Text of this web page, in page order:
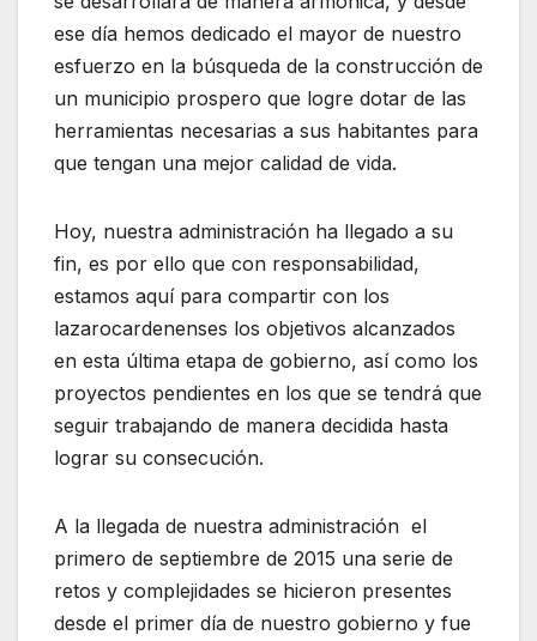
ese día hemos dedicado el mayor de nuestro
esfuerzo en la búsqueda de la construcción de
un municipio prospero que logre dotar de las
herramientas necesarias a sus habitantes para
que tengan una mejor calidad de vida.
Hoy, nuestra administración ha llegado a su
fin, es por ello que con responsabilidad,
estamos aquí para compartir con los
lazarocardenenses los objetivos alcanzados
en esta última etapa de gobierno, así como los
proyectos pendientes en los que se tendrá que
seguir trabajando de manera decidida hasta
lograr su consecución.
A la llegada de nuestra administración el
primero de septiembre de 2015 una serie de
retos y complejidades se hicieron presentes
desde el primer día de nuestro gobierno y fue